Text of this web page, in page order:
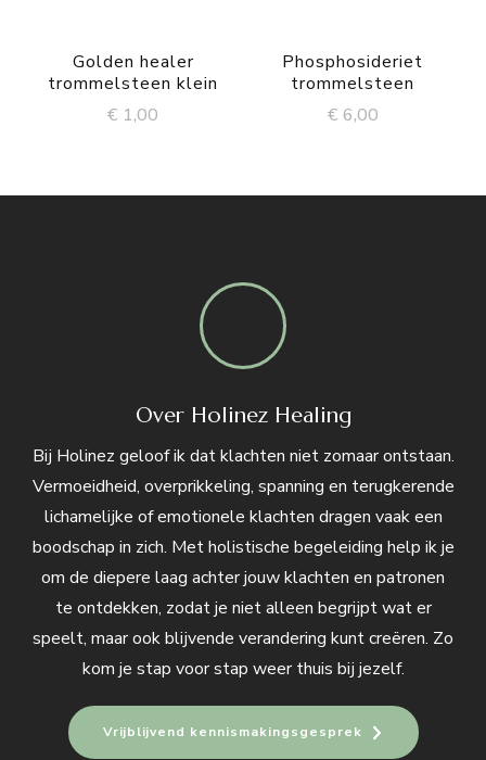
Golden healer
trommelsteen klein
€ 1,00
Phosphosideriet
trommelsteen
€ 6,00
Over Holinez Healing
Bij Holinez geloof ik dat klachten niet zomaar ontstaan.
Vermoeidheid, overprikkeling, spanning en terugkerende
lichamelijke of emotionele klachten dragen vaak een
boodschap in zich. Met holistische begeleiding help ik je
om de diepere laag achter jouw klachten en patronen
te ontdekken, zodat je niet alleen begrijpt wat er
speelt, maar ook blijvende verandering kunt creëren. Zo
kom je stap voor stap weer thuis bij jezelf.
Vrijblijvend kennismakingsgesprek